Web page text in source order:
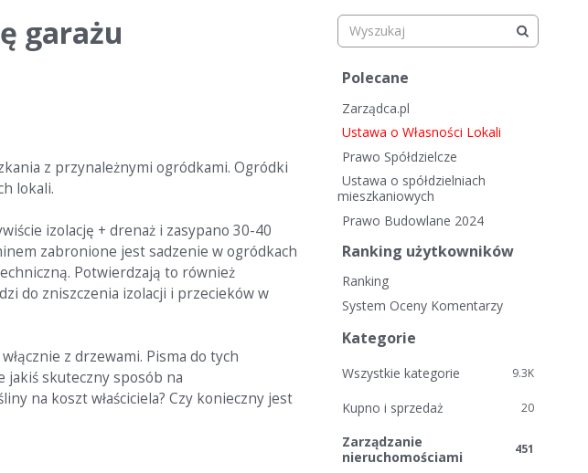
garażu
z przynależnymi ogródkami. Ogródki
lokali.
izolację + drenaż i zasypano 30-40
zabronione jest sadzenie w ogródkach
Potwierdzają to również
do zniszczenia izolacji i przecieków w
z drzewami. Pisma do tych
jakiś skuteczny sposób na
na koszt właściciela? Czy konieczny jest
S
y
b
k
e
n
k
Polecane
Zarządca.pl
Ustawa o Własności Lokali
Prawo Spółdzielcze
Ustawa o spółdzielniach
mieszkaniowych
Prawo Budowlane 2024
Ranking użytkowników
Ranking
System Oceny Komentarzy
Kategorie
9.3K
Wszystkie kategorie
20
Kupno i sprzedaż
451
Zarządzanie
nieruchomościami